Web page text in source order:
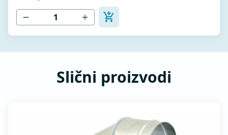
12237.
Slični proizvodi